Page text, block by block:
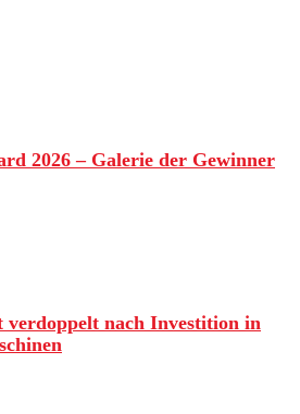
2026 – Galerie der Gewinner
nach Investition in